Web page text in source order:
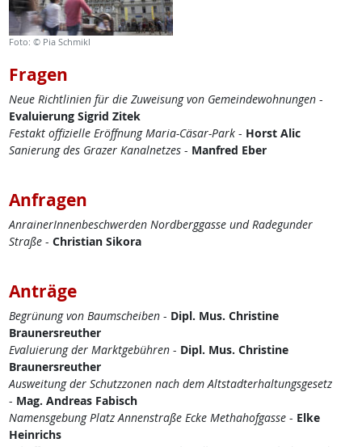
Foto: © Pia Schmikl
Fragen
Neue Richtlinien für die Zuweisung von Gemeindewohnungen -
Evaluierung Sigrid Zitek
Festakt offizielle Eröffnung Maria-Cäsar-Park- Horst Alic
Sanierung des Grazer Kanalnetzes- Manfred Eber
Anfragen
AnrainerInnenbeschwerden Nordberggasse und Radegunder
Straße- Christian Sikora
Anträge
Begrünung von Baumscheiben- Dipl. Mus. Christine
Braunersreuther
Evaluierung der Marktgebühren- Dipl. Mus. Christine
Braunersreuther
Ausweitung der Schutzzonen nach dem Altstadterhaltungsgesetz
- Mag. Andreas Fabisch
Namensgebung Platz Annenstraße Ecke Methahofgasse- Elke
Heinrichs